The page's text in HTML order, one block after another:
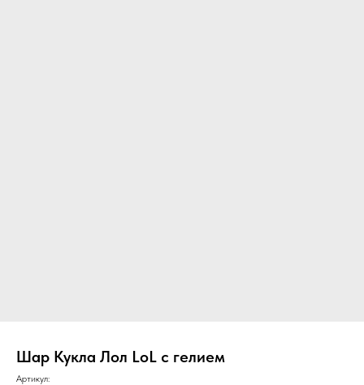
Шар Кукла Лол LoL с гелием
Артикул: